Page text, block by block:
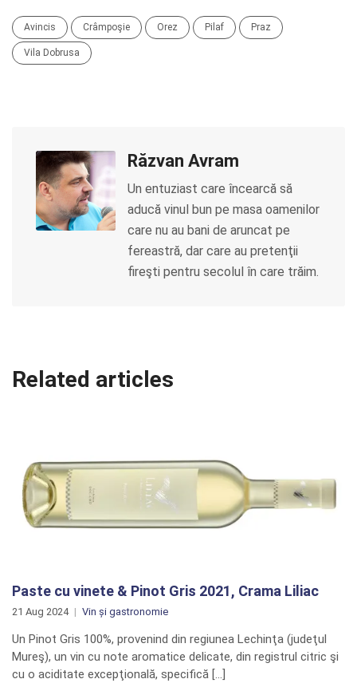
Avincis Crâmpoşie Orez Pilaf Praz
Vila Dobrusa
Răzvan Avram
Un entuziast care încearcă să
aducă vinul bun pe masa oamenilor
care nu au bani de aruncat pe
fereastră, dar care au pretenţii
fireşti pentru secolul în care trăim.
Related articles
Paste cu vinete & Pinot Gris 2021, Crama Liliac
21 Aug 2024 Vin și gastronomie
Un Pinot Gris 100%, provenind din regiunea Lechinţa (judeţul
Mureş), un vin cu note aromatice delicate, din registrul citric şi
cu o aciditate excepţională, specifică […]